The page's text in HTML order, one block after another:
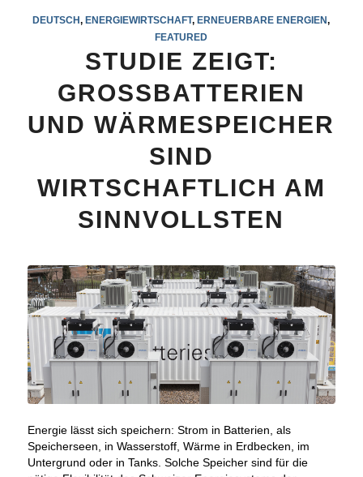
DEUTSCH,ENERGIEWIRTSCHAFT,ERNEUERBARE ENERGIEN,
FEATURED
STUDIE ZEIGT:
GROSSBATTERIEN
UND WÄRMESPEICHER
SIND
WIRTSCHAFTLICH AM
SINNVOLLSTEN
Energie lässt sich speichern: Strom in Batterien, als
Speicherseen, in Wasserstoff, Wärme in Erdbecken, im
Untergrund oder in Tanks. Solche Speicher sind für die